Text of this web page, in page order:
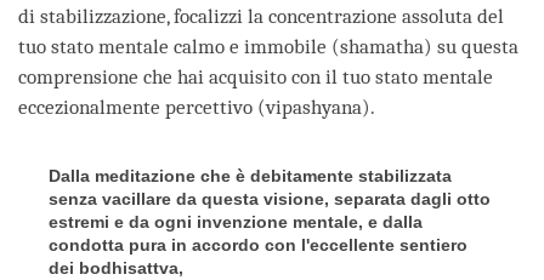
di stabilizzazione, focalizzi la concentrazione assoluta del
tuo stato mentale calmo e immobile (shamatha) su questa
comprensione che hai acquisito con il tuo stato mentale
eccezionalmente percettivo (vipashyana).
Dalla meditazione che è debitamente stabilizzata
senza vacillare da questa visione, separata dagli otto
estremi e da ogni invenzione mentale, e dalla
condotta pura in accordo con l'eccellente sentiero
dei bodhisattva,